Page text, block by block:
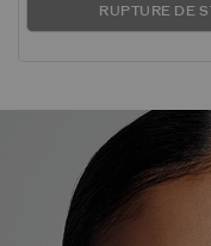
RUPTURE DE